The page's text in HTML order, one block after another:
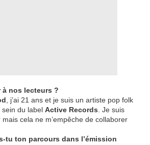
à nos lecteurs ?
, j’ai 21 ans et je suis un artiste pop folk
du label Active Records . Je suis
cela ne m’empêche de collaborer
tu ton parcours dans l’émission